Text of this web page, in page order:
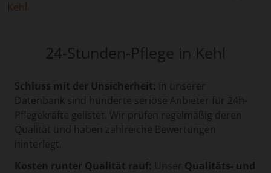
Kehl
24-Stunden-Pflege in Kehl
Schluss mit der Unsicherheit: In unserer
Datenbank sind hunderte seriöse Anbieter für 24h-
Pflegekräfte gelistet. Wir prüfen regelmäßig deren
Qualität und haben zahlreiche Bewertungen
hinterlegt.
Kosten runter Qualität rauf: Unser Qualitäts- und